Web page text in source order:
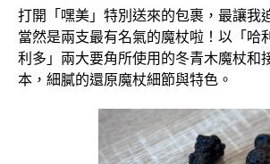
打開「嘿美」特別送來的包裹，最讓我
當然是兩支最有名氣的魔杖啦！以「哈
利多」兩大要角所使用的冬青木魔杖和
本，細膩的還原魔杖細節與特色。